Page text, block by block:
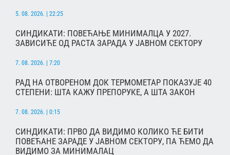
5. 08. 2026. | 22:25
СИНДИКАТИ: ПОВЕЋАЊЕ МИНИМАЛЦА У 2027.
ЗАВИСИЋЕ ОД РАСТА ЗАРАДА У ЈАВНОМ СЕКТОРУ
7. 08. 2026. | 7:20
РАД НА ОТВОРЕНОМ ДОК ТЕРМОМЕТАР ПОКАЗУЈЕ 40
СТЕПЕНИ: ШТА КАЖУ ПРЕПОРУКЕ, А ШТА ЗАКОН
7. 08. 2026. | 0:15
СИНДИКАТИ: ПРВО ДА ВИДИМО КОЛИКО ЋЕ БИТИ
ПОВЕЋАНЕ ЗАРАДЕ У ЈАВНОМ СЕКТОРУ, ПА ЋЕМО ДА
ВИДИМО ЗА МИНИМАЛАЦ